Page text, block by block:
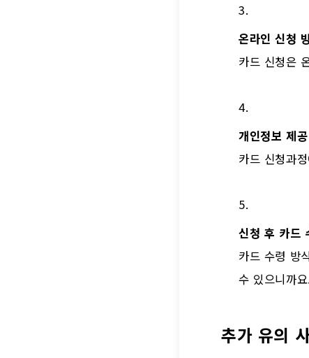
온라인 신청
카드 신청은
개인정보 제
카드 신청과
신청 후 카드
카드 수령 방
수 있으니까
추가 유의